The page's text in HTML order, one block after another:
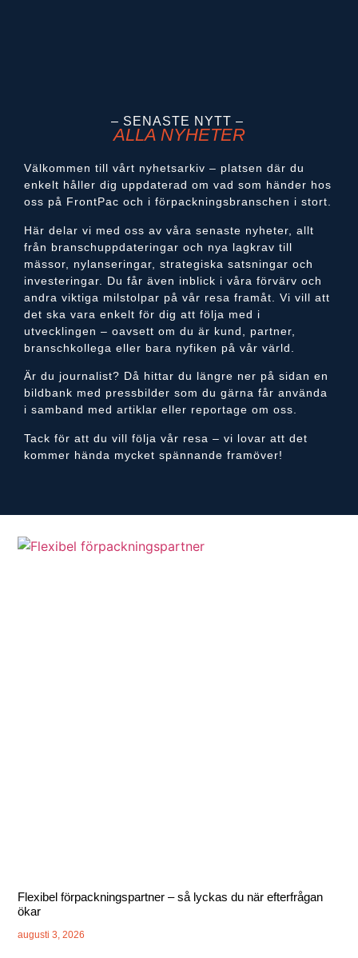
– SENASTE NYTT –
ALLA NYHETER
Välkommen till vårt nyhetsarkiv – platsen där du
enkelt håller dig uppdaterad om vad som händer hos
oss på FrontPac och i förpackningsbranschen i stort.
Här delar vi med oss av våra senaste nyheter, allt
från branschuppdateringar och nya lagkrav till
mässor, nylanseringar, strategiska satsningar och
investeringar. Du får även inblick i våra förvärv och
andra viktiga milstolpar på vår resa framåt. Vi vill att
det ska vara enkelt för dig att följa med i
utvecklingen – oavsett om du är kund, partner,
branschkollega eller bara nyfiken på vår värld.
Är du journalist? Då hittar du längre ner på sidan en
bildbank med pressbilder som du gärna får använda
i samband med artiklar eller reportage om oss.
Tack för att du vill följa vår resa – vi lovar att det
kommer hända mycket spännande framöver!
Flexibel förpackningspartner – så lyckas du när efterfrågan
ökar
augusti 3, 2026